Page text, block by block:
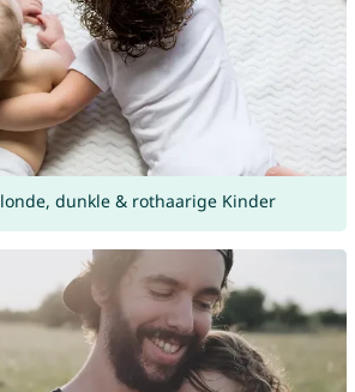
dunkle & rothaarige Kinder